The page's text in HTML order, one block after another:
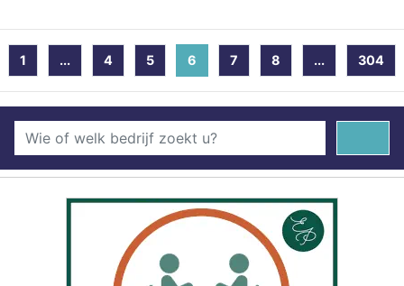
1 ... 4 5 6 (current)
7 8 ... 304